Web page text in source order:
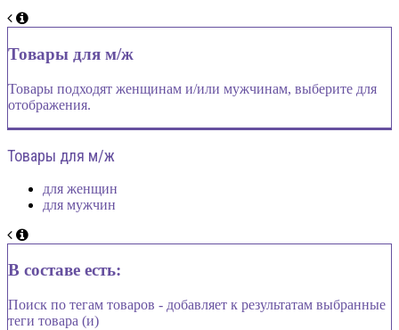
Товары для м/ж
Товары подходят женщинам и/или мужчинам, выберите для
отображения.
Товары для м/ж
для женщин
для мужчин
В составе есть:
Поиск по тегам товаров - добавляет к результатам выбранные
теги товара (и)